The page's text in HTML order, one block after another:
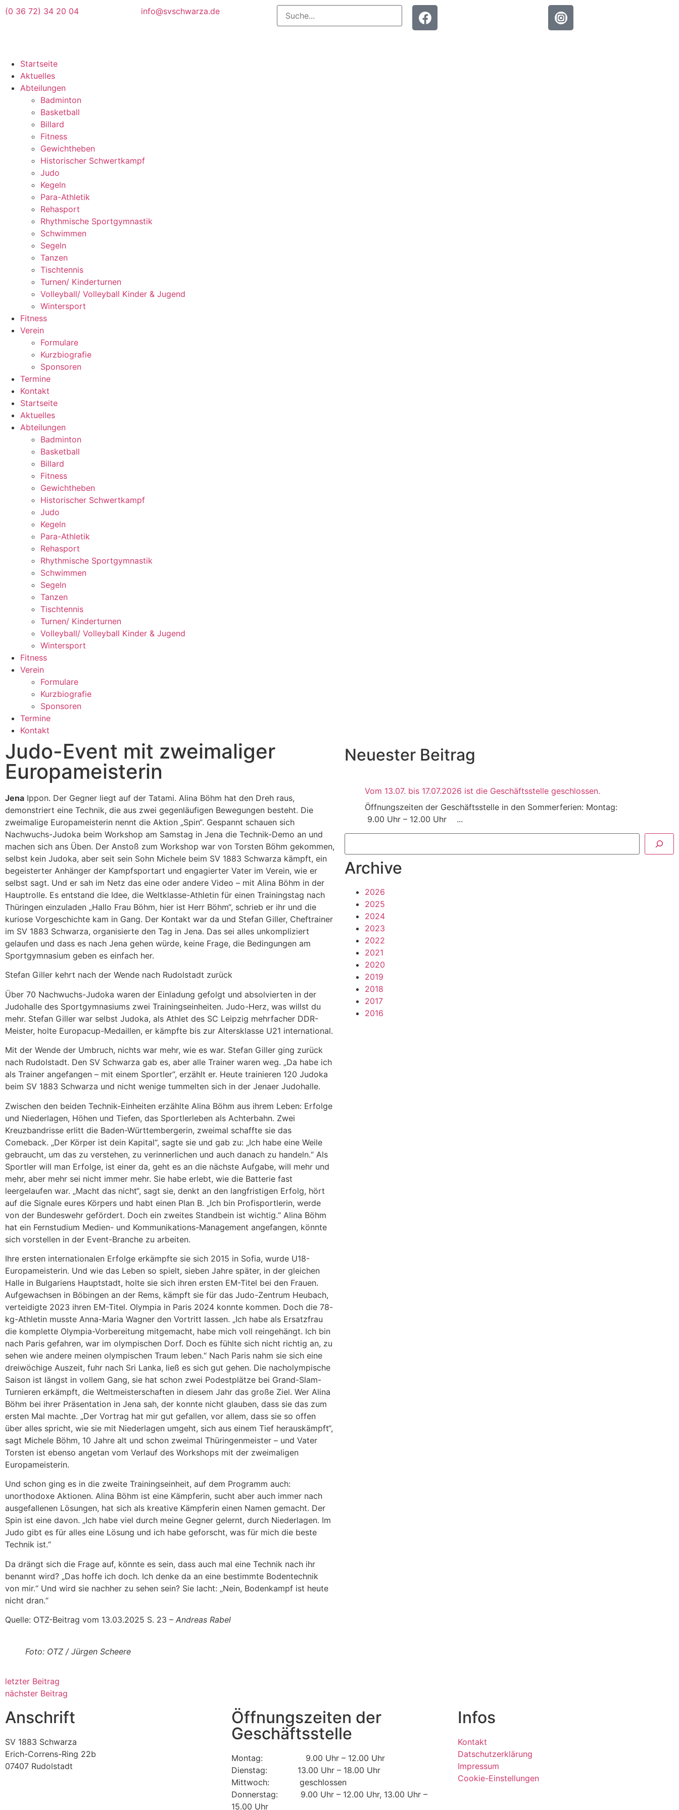
(0 36 72) 34 20 04 info@svschwarza.de
Startseite
Aktuelles
Abteilungen
Badminton
Basketball
Billard
Fitness
Gewichtheben
Historischer Schwertkampf
Judo
Kegeln
Para-Athletik
Rehasport
Rhythmische Sportgymnastik
Schwimmen
Segeln
Tanzen
Tischtennis
Turnen/ Kinderturnen
Volleyball/ Volleyball Kinder & Jugend
Wintersport
Fitness
Verein
Formulare
Kurzbiografie
Sponsoren
Termine
Kontakt
Startseite
Aktuelles
Abteilungen
Badminton
Basketball
Billard
Fitness
Gewichtheben
Historischer Schwertkampf
Judo
Kegeln
Para-Athletik
Rehasport
Rhythmische Sportgymnastik
Schwimmen
Segeln
Tanzen
Tischtennis
Turnen/ Kinderturnen
Volleyball/ Volleyball Kinder & Jugend
Wintersport
Fitness
Verein
Formulare
Kurzbiografie
Sponsoren
Termine
Kontakt
Judo-Event mit zweimaliger
Europameisterin
Jena Ippon. Der Gegner liegt auf der Tatami. Alina Böhm hat den Dreh raus,
demonstriert eine Technik, die aus zwei gegenläufigen Bewegungen besteht. Die
zweimalige Europameisterin nennt die Aktion „Spin“. Gespannt schauen sich
Nachwuchs-Judoka beim Workshop am Samstag in Jena die Technik-Demo an und
machen sich ans Üben. Der Anstoß zum Workshop war von Torsten Böhm gekommen,
selbst kein Judoka, aber seit sein Sohn Michele beim SV 1883 Schwarza kämpft, ein
begeisterter Anhänger der Kampfsportart und engagierter Vater im Verein, wie er
selbst sagt. Und er sah im Netz das eine oder andere Video – mit Alina Böhm in der
Hauptrolle. Es entstand die Idee, die Weltklasse-Athletin für einen Trainingstag nach
Thüringen einzuladen „Hallo Frau Böhm, hier ist Herr Böhm“, schrieb er ihr und die
kuriose Vorgeschichte kam in Gang. Der Kontakt war da und Stefan Giller, Cheftrainer
im SV 1883 Schwarza, organisierte den Tag in Jena. Das sei alles unkompliziert
gelaufen und dass es nach Jena gehen würde, keine Frage, die Bedingungen am
Sportgymnasium geben es einfach her.
Stefan Giller kehrt nach der Wende nach Rudolstadt zurück
Über 70 Nachwuchs-Judoka waren der Einladung gefolgt und absolvierten in der
Judohalle des Sportgymnasiums zwei Trainingseinheiten. Judo-Herz, was willst du
mehr. Stefan Giller war selbst Judoka, als Athlet des SC Leipzig mehrfacher DDR-
Meister, holte Europacup-Medaillen, er kämpfte bis zur Altersklasse U21 international.
Mit der Wende der Umbruch, nichts war mehr, wie es war. Stefan Giller ging zurück
nach Rudolstadt. Den SV Schwarza gab es, aber alle Trainer waren weg. „Da habe ich
als Trainer angefangen – mit einem Sportler“, erzählt er. Heute trainieren 120 Judoka
beim SV 1883 Schwarza und nicht wenige tummelten sich in der Jenaer Judohalle.
Zwischen den beiden Technik-Einheiten erzählte Alina Böhm aus ihrem Leben: Erfolge
und Niederlagen, Höhen und Tiefen, das Sportlerleben als Achterbahn. Zwei
Kreuzbandrisse erlitt die Baden-Württembergerin, zweimal schaffte sie das
Comeback. „Der Körper ist dein Kapital“, sagte sie und gab zu: „Ich habe eine Weile
gebraucht, um das zu verstehen, zu verinnerlichen und auch danach zu handeln.“ Als
Sportler will man Erfolge, ist einer da, geht es an die nächste Aufgabe, will mehr und
mehr, aber mehr sei nicht immer mehr. Sie habe erlebt, wie die Batterie fast
leergelaufen war. „Macht das nicht“, sagt sie, denkt an den langfristigen Erfolg, hört
auf die Signale eures Körpers und habt einen Plan B. „Ich bin Profisportlerin, werde
von der Bundeswehr gefördert. Doch ein zweites Standbein ist wichtig.“ Alina Böhm
hat ein Fernstudium Medien- und Kommunikations-Management angefangen, könnte
sich vorstellen in der Event-Branche zu arbeiten.
Ihre ersten internationalen Erfolge erkämpfte sie sich 2015 in Sofia, wurde U18-
Europameisterin. Und wie das Leben so spielt, sieben Jahre später, in der gleichen
Halle in Bulgariens Hauptstadt, holte sie sich ihren ersten EM-Titel bei den Frauen.
Aufgewachsen in Böbingen an der Rems, kämpft sie für das Judo-Zentrum Heubach,
verteidigte 2023 ihren EM-Titel. Olympia in Paris 2024 konnte kommen. Doch die 78-
kg-Athletin musste Anna-Maria Wagner den Vortritt lassen. „Ich habe als Ersatzfrau
die komplette Olympia-Vorbereitung mitgemacht, habe mich voll reingehängt. Ich bin
nach Paris gefahren, war im olympischen Dorf. Doch es fühlte sich nicht richtig an, zu
sehen wie andere meinen olympischen Traum leben.“ Nach Paris nahm sie sich eine
dreiwöchige Auszeit, fuhr nach Sri Lanka, ließ es sich gut gehen. Die nacholympische
Saison ist längst in vollem Gang, sie hat schon zwei Podestplätze bei Grand-Slam-
Turnieren erkämpft, die Weltmeisterschaften in diesem Jahr das große Ziel. Wer Alina
Böhm bei ihrer Präsentation in Jena sah, der konnte nicht glauben, dass sie das zum
ersten Mal machte. „Der Vortrag hat mir gut gefallen, vor allem, dass sie so offen
über alles spricht, wie sie mit Niederlagen umgeht, sich aus einem Tief herauskämpft“,
sagt Michele Böhm, 10 Jahre alt und schon zweimal Thüringenmeister – und Vater
Torsten ist ebenso angetan vom Verlauf des Workshops mit der zweimaligen
Europameisterin.
Und schon ging es in die zweite Trainingseinheit, auf dem Programm auch:
unorthodoxe Aktionen. Alina Böhm ist eine Kämpferin, sucht aber auch immer nach
ausgefallenen Lösungen, hat sich als kreative Kämpferin einen Namen gemacht. Der
Spin ist eine davon. „Ich habe viel durch meine Gegner gelernt, durch Niederlagen. Im
Judo gibt es für alles eine Lösung und ich habe geforscht, was für mich die beste
Technik ist.“
Da drängt sich die Frage auf, könnte es sein, dass auch mal eine Technik nach ihr
benannt wird? „Das hoffe ich doch. Ich denke da an eine bestimmte Bodentechnik
von mir.“ Und wird sie nachher zu sehen sein? Sie lacht: „Nein, Bodenkampf ist heute
nicht dran.“
Quelle: OTZ-Beitrag vom 13.03.2025 S. 23 – Andreas Rabel
Foto: OTZ / Jürgen Scheere
Neuester Beitrag
Vom 13.07. bis 17.07.2026 ist die Geschäftsstelle geschlossen.
Öffnungszeiten der Geschäftsstelle in den Sommerferien: Montag:
9.00 Uhr – 12.00 Uhr ...
Archive
2026
2025
2024
2023
2022
2021
2020
2019
2018
2017
2016
letzter Beitrag
nächster Beitrag
Anschrift
SV 1883 Schwarza
Erich-Correns-Ring 22b
07407 Rudolstadt
Öffnungszeiten der
Geschäftsstelle
Montag: 9.00 Uhr – 12.00 Uhr
Dienstag: 13.00 Uhr – 18.00 Uhr
Mittwoch: geschlossen
Donnerstag: 9.00 Uhr – 12.00 Uhr, 13.00 Uhr –
15.00 Uhr
Infos
Kontakt
Datschutzerklärung
Impressum
Cookie-Einstellungen